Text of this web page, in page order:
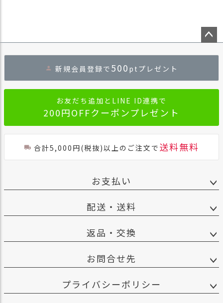
へ
新規会員登録で 500 ptプレゼント
お友だち追加とLINE ID連携で
200円OFFクーポンプレゼント
合計5,000円(税抜)以上のご注文で 送料無料
お支払い
配送・送料
返品・交換
お問合せ先
プライバシーポリシー